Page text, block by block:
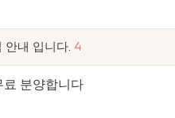
안내 입니다. 4
분양합니다